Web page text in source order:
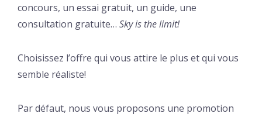
concours, un essai gratuit, un guide, une
consultation gratuite… Sky is the limit!
Choisissez l’offre qui vous attire le plus et qui vous
semble réaliste!
Par défaut, nous vous proposons une promotion